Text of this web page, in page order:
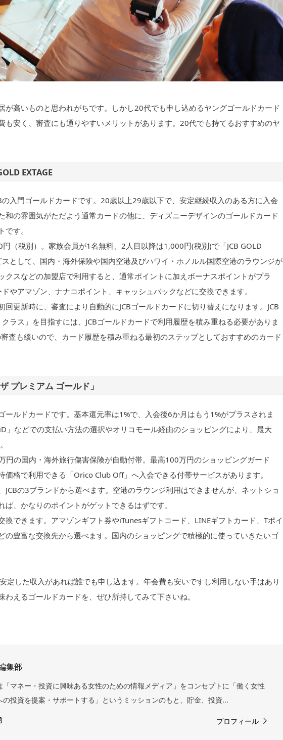
が高いものと思われがちです。しかし20代でも申し込めるヤングゴールドカード
も安く、審査にも通りやすいメリットがあります。20代でも持てるおすすめのヤ
EXTAGE
入門ゴールドカードです。20歳以上29歳以下で、安定継続収入のある方に入会
和の雰囲気がただよう通常カードの他に、ディズニーデザインのゴールドカード
す。
（税別）。家族会員が1名無料、2人目以降は1,000円(税別)で「JCB GOLD
スとして、国内・海外保険や国内空港及びハワイ・ホノルル国際空港のラウンジが
クスなどの加盟店で利用すると、通常ポイントに加えボーナスポイントがプラ
やアマゾン、ナナコポイント、キャッシュバックなどに交換できます。
回更新時に、審査により自動的にJCBゴールドカードに切り替えになります。JCB
ラス」を目指すには、JCBゴールドカードで利用履歴を積み重ねる必要がありま
審査も緩いので、カード履歴を積み重ねる最初のステップとしておすすめのカード
プレミアム ゴールド」
ールドカードです。基本還元率は1%で、入会後6か月はもう1%がプラスされま
」などでの支払い方法の選択やオリコモール経由のショッピングにより、最大
の国内・海外旅行傷害保険が自動付帯。最高100万円のショッピングガード
格で利用できる「Orico Club Off」へ入会できる付帯サービスがあります。
JCBの3ブランドから選べます。空港のラウンジ利用はできませんが、ネットショ
、かなりのポイントがゲットできるはずです。
換できます。アマゾンギフト券やiTunesギフトコード、LINEギフトカード、Tポイ
の豊富な交換先から選べます。国内のショッピングで積極的に使っていきたいゴ
定した収入があれば誰でも申し込ます。年会費も安いですし利用しない手はあり
えるゴールドカードを、ぜひ所持してみて下さいね。
集部
「マネー・投資に興味ある女性のための情報メディア」をコンセプトに「働く女性
の投資を提案・サポートする」というミッションのもと、貯金、投資...
プロフィール